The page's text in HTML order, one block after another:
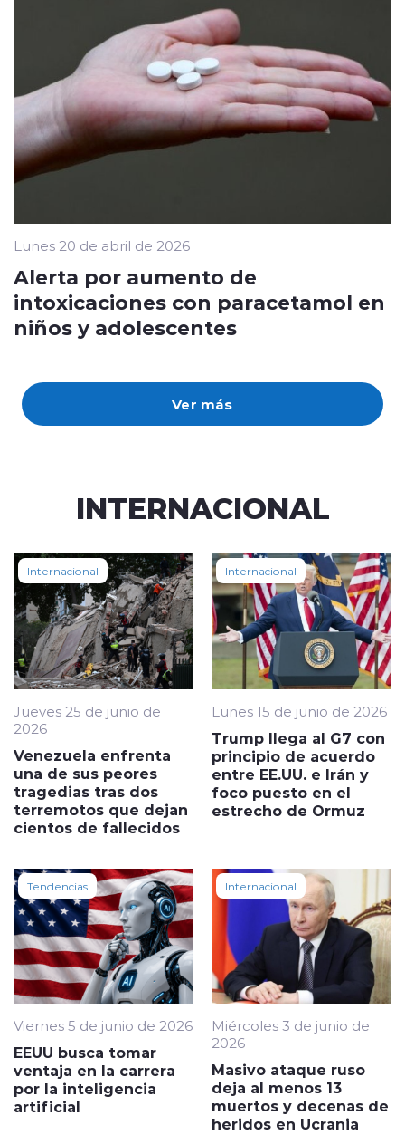
Ver más
Lunes 20 de abril de 2026
Alerta por aumento de
intoxicaciones con paracetamol en
niños y adolescentes
INTERNACIONAL
Internacional
Jueves 25 de junio de
2026
Venezuela enfrenta
una de sus peores
tragedias tras dos
terremotos que dejan
cientos de fallecidos
Internacional
Lunes 15 de junio de 2026
Trump llega al G7 con
principio de acuerdo
entre EE.UU. e Irán y
foco puesto en el
estrecho de Ormuz
Tendencias
Viernes 5 de junio de 2026
EEUU busca tomar
ventaja en la carrera
por la inteligencia
artificial
Internacional
Miércoles 3 de junio de
2026
Masivo ataque ruso
deja al menos 13
muertos y decenas de
heridos en Ucrania